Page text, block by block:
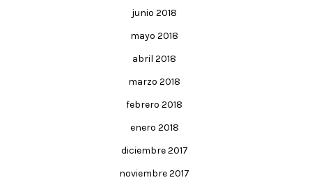
junio 2018
mayo 2018
abril 2018
marzo 2018
febrero 2018
enero 2018
diciembre 2017
noviembre 2017